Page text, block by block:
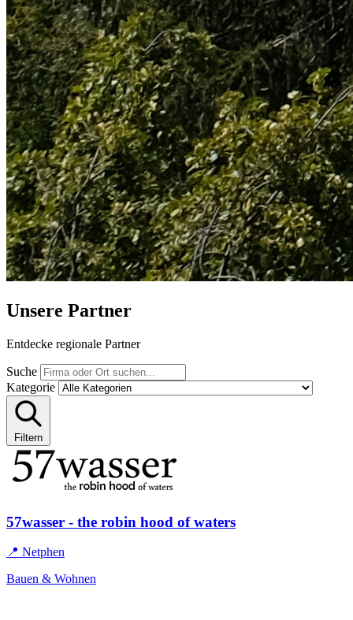
Unsere Partner
Entdecke regionale Partner
Suche
Kategorie
Filtern
57wasser - the robin hood of waters
📍 Netphen
Bauen & Wohnen